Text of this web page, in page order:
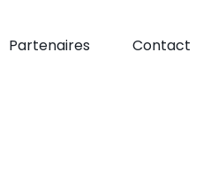
Partenaires Contact